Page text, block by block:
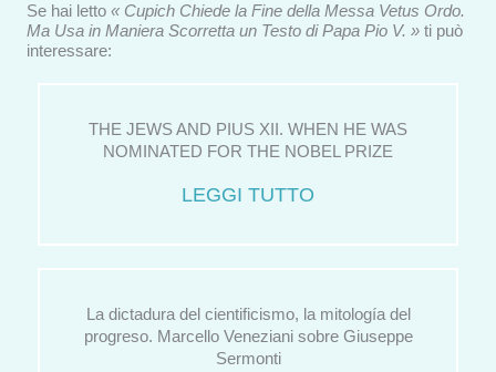
Se hai letto « Cupich Chiede la Fine della Messa Vetus Ordo.
Ma Usa in Maniera Scorretta un Testo di Papa Pio V. » ti può
interessare:
THE JEWS AND PIUS XII. WHEN HE WAS
NOMINATED FOR THE NOBEL PRIZE
LEGGI TUTTO
La dictadura del cientificismo, la mitología del
progreso. Marcello Veneziani sobre Giuseppe
Sermonti